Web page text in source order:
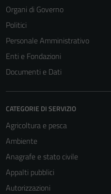
Organi di Governo
Politici
Personale Amministrativo
Enti e Fondazioni
Documenti e Dati
CATEGORIE DI SERVIZIO
Agricoltura e pesca
Ambiente
Anagrafe e stato civile
Appalti pubblici
Autorizzazioni